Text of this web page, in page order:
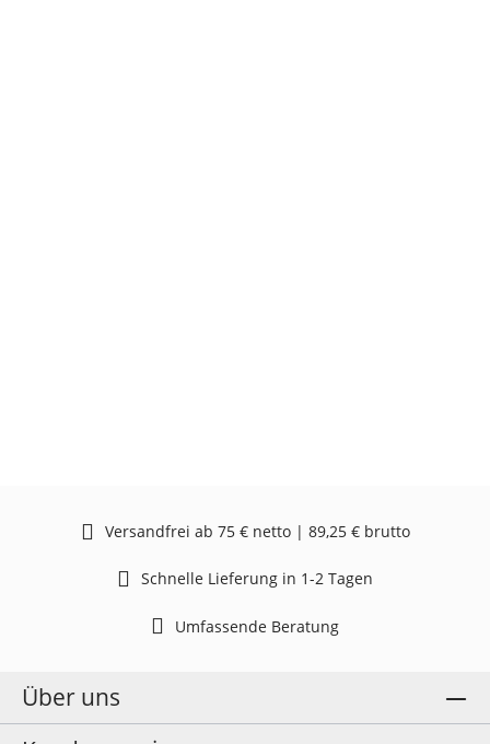
Versandfrei ab 75 € netto | 89,25 € brutto
Schnelle Lieferung in 1-2 Tagen
Umfassende Beratung
Über uns